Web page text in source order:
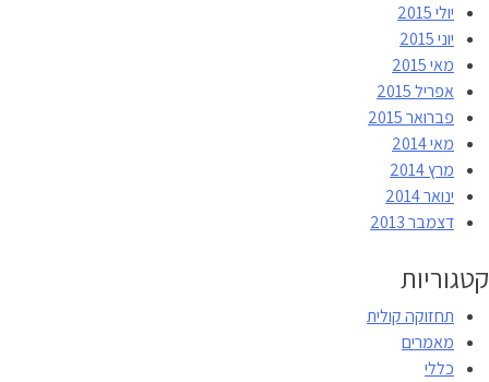
יולי 2015
יוני 2015
מאי 2015
אפריל 2015
פברואר 2015
מאי 2014
מרץ 2014
ינואר 2014
דצמבר 2013
קטגוריות
תחזוקה קולית
מאמרים
כללי